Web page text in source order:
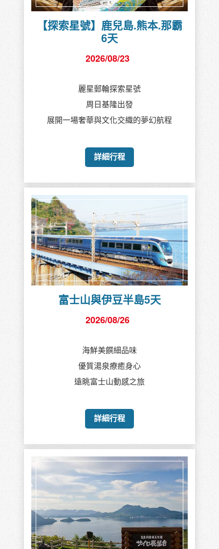
【探索星號】鹿兒島.熊本.那霸
6天
2026/08/23
麗星郵輪探索星號
周日基隆出發
展開一場奢華與文化交織的夢幻航程
詳細行程
富士山與伊豆半島5天
2026/08/26
海鮮美饌細品味
優質湯泉療癒身心
遠眺富士山動感之旅
詳細行程